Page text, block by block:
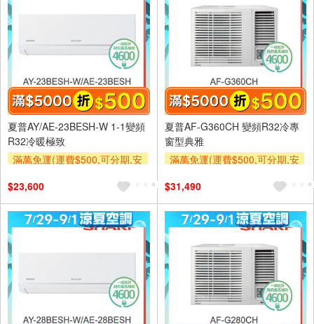
夏普AY/AE-23BESH-W 1-1變頻
R32冷暖極致
滿萬免運(運費$500,可分期,安
及使用6期以上分期0利率,需付
基本安裝運費)
滿額折$500
$23,600
夏普AF-G360CH 變頻R32冷專
窗型典雅
滿萬免運(運費$500,可分期,安
及使用6期以上分期0利率,需付
基本安裝運費)
滿額折$500
$31,490